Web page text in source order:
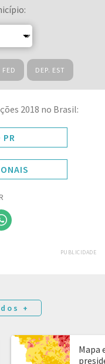
FED DEP. EST
2018 no Brasil:
PR
PUBLICIDADE
+
Mapa